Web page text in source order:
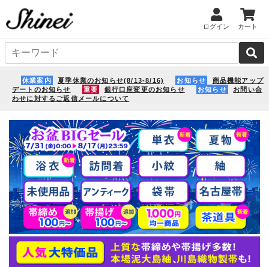
ログイン カート
休業案内 夏季休業のお知らせ(8/13-8/16) お知らせ
商品機能アップ
デートのお知らせ
重要 銀行口座変更のお知らせ お知らせ
お問い合
わせに対するご返信メールについて